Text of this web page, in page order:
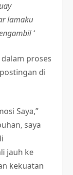
lamaku
‘
proses
di
Saya,”
saya
jauh ke
kekuatan